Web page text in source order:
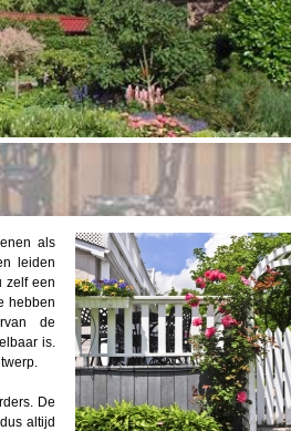
als
leiden
zelf een
hebben
de
is.
De
altijd